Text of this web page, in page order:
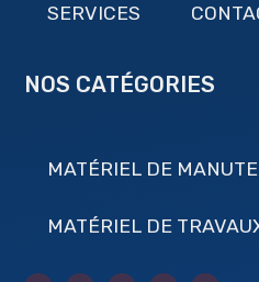
SERVICES
NOS CATÉGORIES
MATÉRIEL DE
MATÉRIEL DE